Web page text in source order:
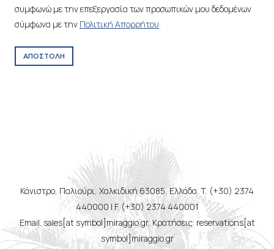
συμφωνώ με την επεξεργασία των προσωπικών μου δεδομένων
σύμφωνα με την Πολιτική Απορρήτου.
ΑΠΟΣΤΟΛΗ
Κάνιστρο, Παλιούρι, Χαλκιδική 63085, Ελλάδα. T. (+30) 2374
440000 | F. (+30) 2374 440001
Email. sales[at symbol]miraggio.gr, Κρατήσεις: reservations[at
symbol]miraggio.gr